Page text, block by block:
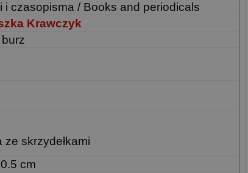
i czasopisma / Books and periodicals
Krawczyk
ze skrzydełkami
cm